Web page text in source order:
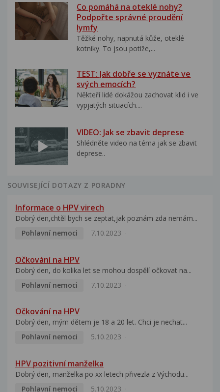
Co pomáhá na oteklé nohy?
Podpořte správné proudění
lymfy
Těžké nohy, napnutá kůže, oteklé
kotníky. To jsou potíže,...
TEST: Jak dobře se vyznáte ve
svých emocích?
Někteří lidé dokážou zachovat klid i ve
vypjatých situacích....
VIDEO: Jak se zbavit deprese
Shlédněte video na téma jak se zbavit
deprese..
SOUVISEJÍCÍ DOTAZY Z PORADNY
Informace o HPV virech
Dobrý den,chtěl bych se zeptat,jak poznám zda nemám...
Pohlavní nemoci
7.10.2023
Očkování na HPV
Dobrý den, do kolika let se mohou dospělí očkovat na...
Pohlavní nemoci
7.10.2023
Očkování na HPV
Dobrý den, mým dětem je 18 a 20 let. Chci je nechat...
Pohlavní nemoci
5.10.2023
HPV pozitivní manželka
Dobrý den, manželka po xx letech přivezla z Východu...
Pohlavní nemoci
5.10.2023